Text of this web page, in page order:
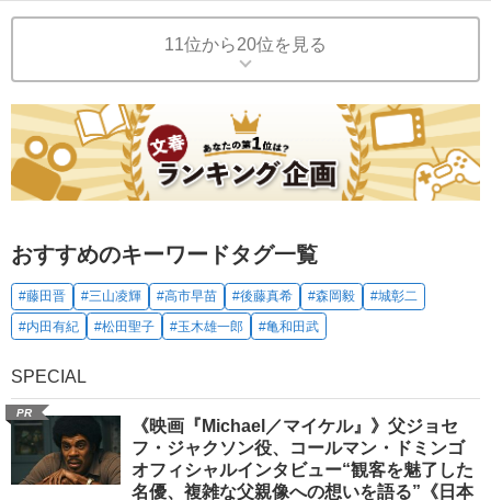
11位から20位を見る
おすすめのキーワードタグ一覧
#藤田晋 #三山凌輝 #高市早苗 #後藤真希 #森岡毅
#城彰二
#内田有紀
#松田聖子 #玉木雄一郎 #亀和田武
SPECIAL
PR
《映画『Michael／マイケル』》父ジョセ
フ・ジャクソン役、コールマン・ドミンゴ
オフィシャルインタビュー“観客を魅了した
名優、複雑な父親像への想いを語る”《日本